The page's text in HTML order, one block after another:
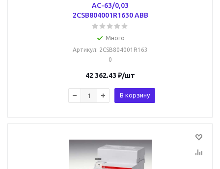
AC-63/0,03
2CSB804001R1630 ABB
Много
Артикул: 2CSB804001R163
0
42 362.43 ₽/шт
В корзину